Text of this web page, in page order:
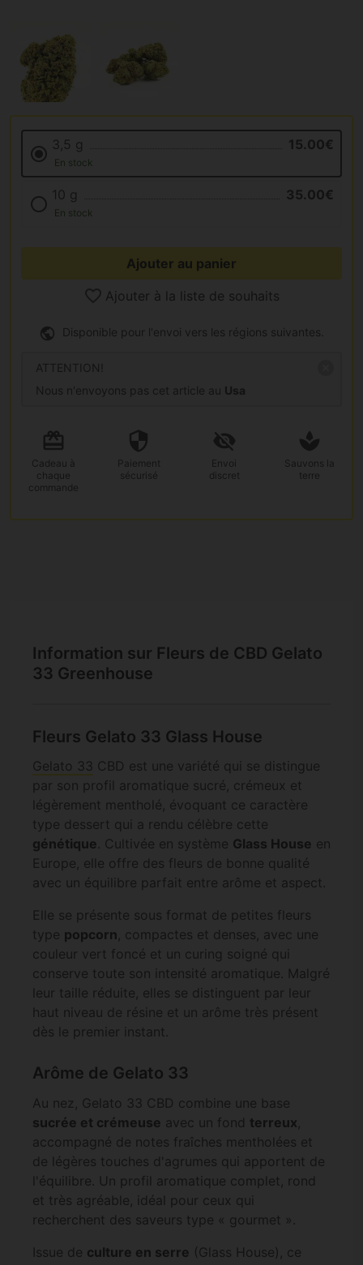
3,5 g 15.00€
En stock
10 g 35.00€
En stock
Ajouter au panier
Ajouter à la liste de souhaits
Disponible pour l'envoi vers les régions suivantes.
ATTENTION!
Nous n'envoyons pas cet article au Usa
Cadeau à
chaque
commande
Paiement
sécurisé
Envoi
discret
Sauvons la
terre
Information sur Fleurs de CBD Gelato
33 Greenhouse
Fleurs Gelato 33 Glass House
Gelato 33 CBD est une variété qui se distingue
par son profil aromatique sucré, crémeux et
légèrement mentholé, évoquant ce caractère
type dessert qui a rendu célèbre cette
génétique. Cultivée en système Glass House en
Europe, elle offre des fleurs de bonne qualité
avec un équilibre parfait entre arôme et aspect.
Elle se présente sous format de petites fleurs
type popcorn, compactes et denses, avec une
couleur vert foncé et un curing soigné qui
conserve toute son intensité aromatique. Malgré
leur taille réduite, elles se distinguent par leur
haut niveau de résine et un arôme très présent
dès le premier instant.
Arôme de Gelato 33
Au nez, Gelato 33 CBD combine une base
sucrée et crémeuse avec un fond terreux
accompagné de notes fraîches mentholées et
de légères touches d'agrumes qui apportent de
l'équilibre. Un profil aromatique complet, rond
et très agréable, idéal pour ceux qui
recherchent des saveurs type « gourmet ».
Issue de culture en serre (Glass House), ce